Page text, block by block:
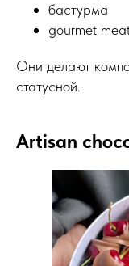
бастурма
gourmet
Они делают
статусной.
Artisan